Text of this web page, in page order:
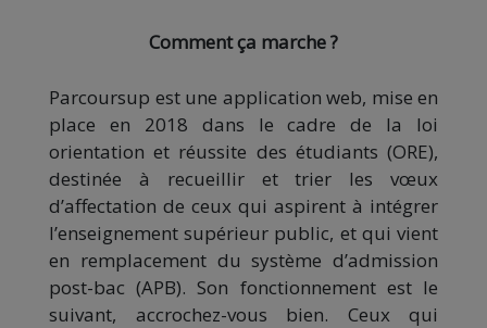
Comment ça marche ?
Parcoursup est une application web, mise en
place en 2018 dans le cadre de la loi
orientation et réussite des étudiants (ORE),
destinée à recueillir et trier les vœux
d’affectation de ceux qui aspirent à intégrer
l’enseignement supérieur public, et qui vient
en remplacement du système d’admission
post-bac (APB). Son fonctionnement est le
suivant, accrochez-vous bien. Ceux qui